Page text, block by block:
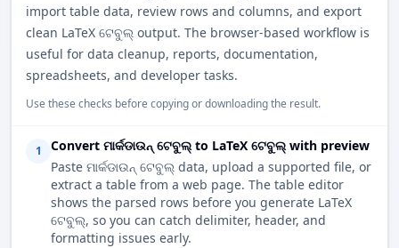
import table data, review rows and columns, and export
clean LaTeX ଟେବୁଲ୍ output. The browser-based workflow is
useful for data cleanup, reports, documentation,
spreadsheets, and developer tasks.
Use these checks before copying or downloading the result.
1
Convert ମାର୍କଡାଉନ୍ ଟେବୁଲ୍ to LaTeX ଟେବୁଲ୍ with preview
Paste ମାର୍କଡାଉନ୍ ଟେବୁଲ୍ data, upload a supported file, or
extract a table from a web page. The table editor
shows the parsed rows before you generate LaTeX
ଟେବୁଲ୍, so you can catch delimiter, header, and
formatting issues early.